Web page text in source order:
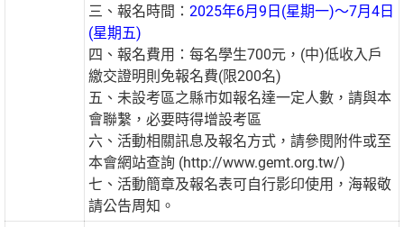
三、報名時間：2025年6月9日(星期一)～7月4日
(星期五)
四、報名費用：每名學生700元，(中)低收入戶
繳交證明則免報名費(限200名)
五、未設考區之縣市如報名達一定人數，請與本
會聯繫，必要時得增設考區
六、活動相關訊息及報名方式，請參閱附件或至
本會網站查詢 (http://www.gemt.org.tw/)
七、活動簡章及報名表可自行影印使用，海報敬
請公告周知。